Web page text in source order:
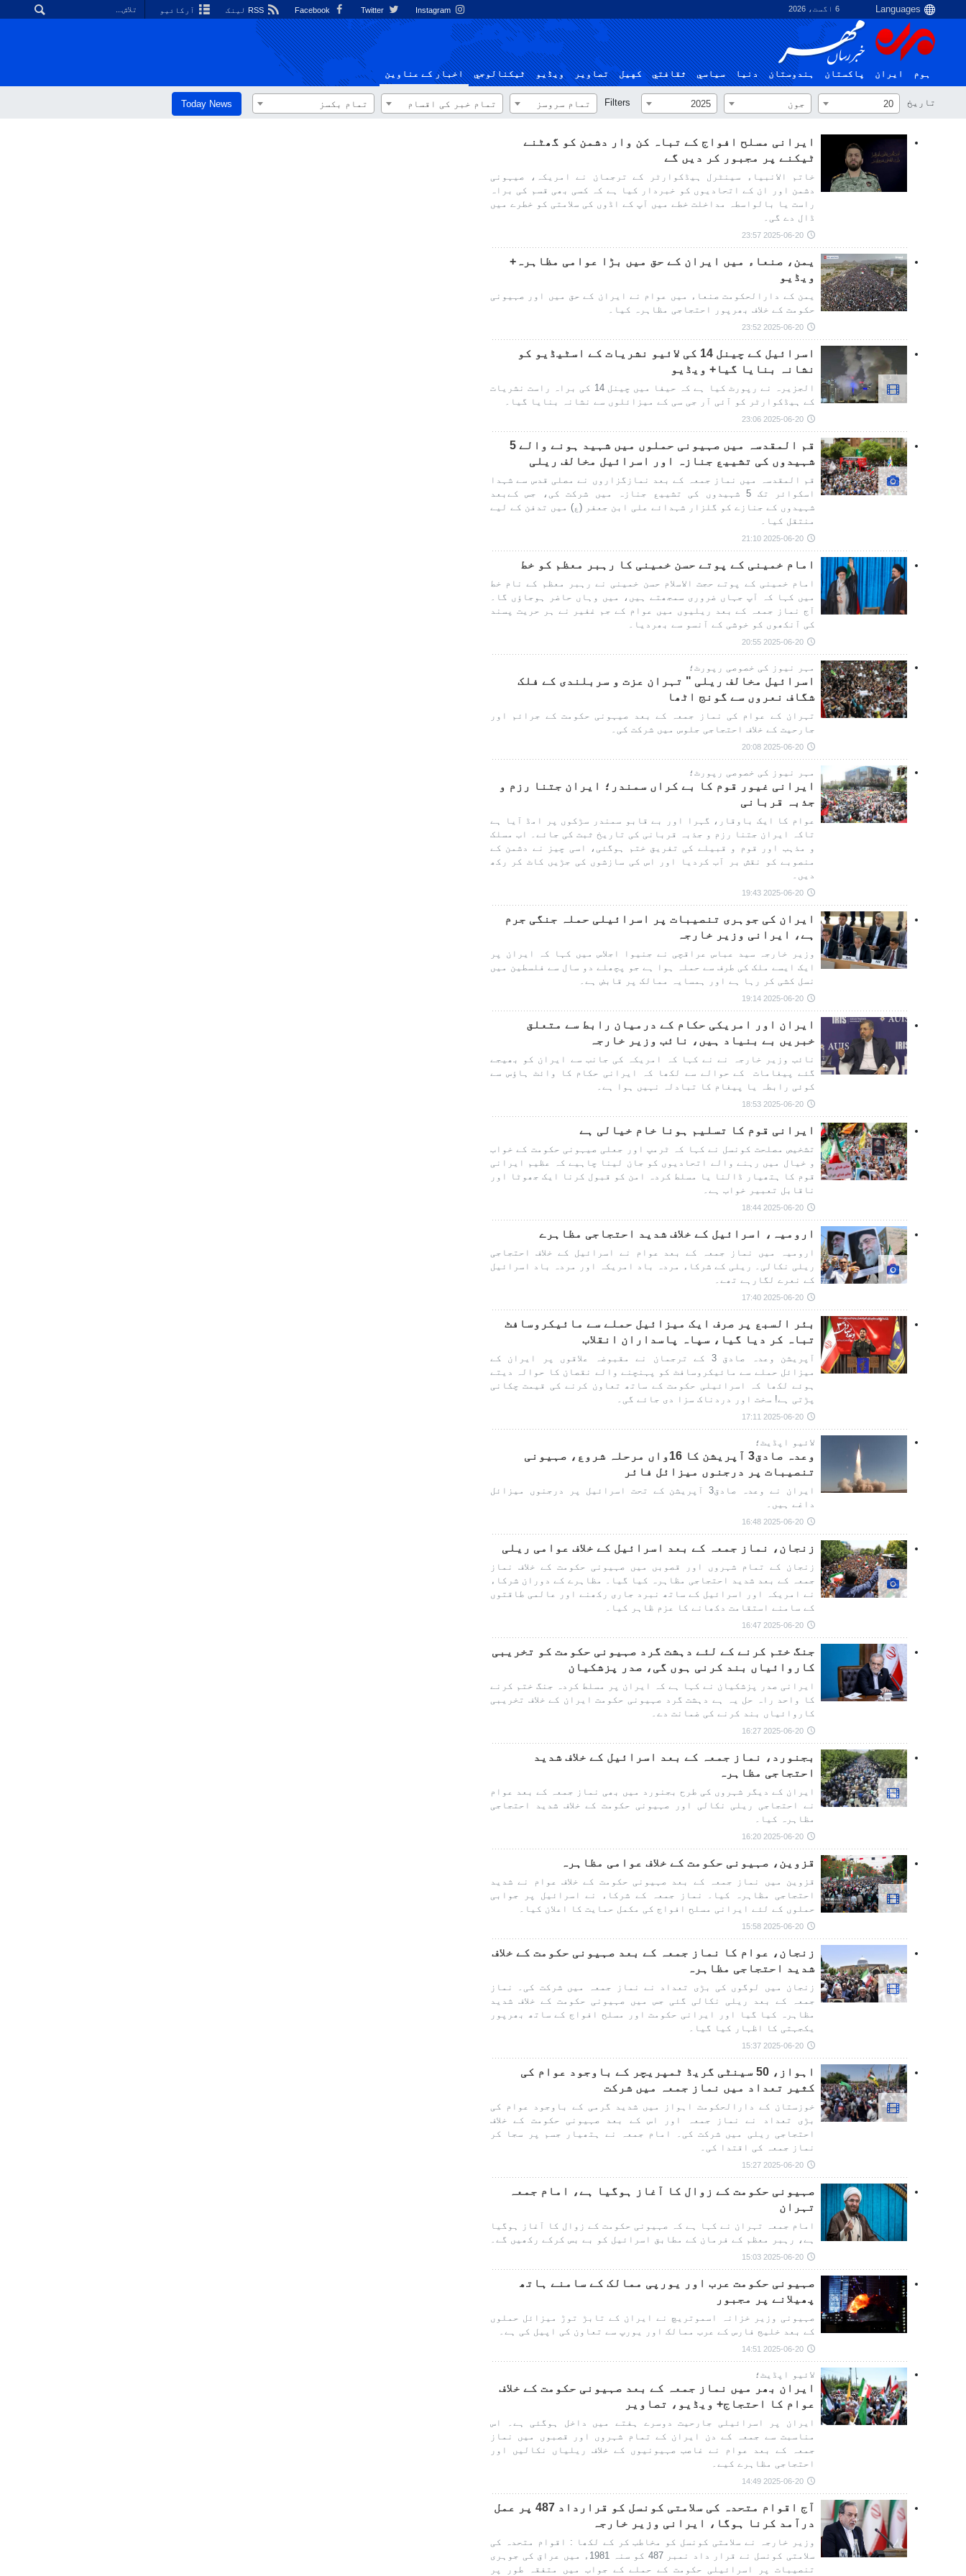
6 اگست، 2026 Instagram آرکائیو
ہوم ایران پاکستان ہندوستان دنیا سياسي ثقافتي کهيل تصاوير ویڈیو ٹيكنالوجي اخبار کے عناوین
تاریخ 20 جون 2025
Filters تمام سروسز تمام خبر کی اقسام تمام بکسز Today News
ایرانی مسلح افواج کے تباہ کن وار دشمن کو گھٹنے
ٹیکنے پر مجبور کر دیں گے
خاتم الانبیاء سینٹرل ہیڈکوارٹر کے ترجمان نے امریکہ، صیہونی
دشمن اور ان کے اتحادیوں کو خبردار کیا ہے کہ کسی بھی قسم کی براہ
راست یا بالواسطہ مداخلت خطے میں آپ کے اڈوں کی سلامتی کو خطرے میں
ڈال دے گی۔
2025-06-20 23:57
یمن، صنعاء میں ایران کے حق میں بڑا عوامی مظاہرہ+
ویڈیو
یمن کے دارالحکومت صنعاء میں عوام نے ایران کے حق میں اور صہیونی
حکومت کے خلاف بھرپور احتجاجی مظاہرہ کیا۔
2025-06-20 23:52
اسرائیل کے چینل 14 کی لائیو نشریات کے اسٹیڈیو کو
نشانہ بنایا گیا+ ویڈیو
الجزیرہ نے رپورٹ کیا ہے کہ حیفا میں چینل 14 کی براہ راست نشریات
کے ہیڈکوارٹر کو آئی آر جی سی کے میزائلوں سے نشانہ بنایا گیا۔
2025-06-20 23:06
قم المقدسہ میں صہیونی حملوں میں شہید ہونے والے 5
شہیدوں کی تشییع جنازہ اور اسرائیل مخالف ریلی
قم المقدسہ میں نماز جمعہ کے بعد نمازگزاروں نے مصلی قدس سے شہدا
اسکوائر تک 5 شہیدوں کی تشییع جنازہ میں شرکت کی، جس کےبعد
شہیدوں کے جنازے کو گلزار شہدائے علی ابن جعفر (ع) میں تدفن کے لیے
منتقل کیا۔
2025-06-20 21:10
امام خمینی کے پوتے حسن خمینی کا رہبر معظم کو خط
امام خمینی کے پوتے حجت الاسلام حسن خمینی نے رہبر معظم کے نام خط
میں کہا کہ آپ جہاں ضروری سمجھتے ہیں، میں وہاں حاضر ہوجاؤں گا۔
آج نماز جمعہ کے بعد ریلیوں میں عوام کے جم غفیر نے ہر حریت پسند
کی آنکھوں کو خوشی کے آنسو سے بھردیا۔
2025-06-20 20:55
مہر نیوز کی خصوصی رپورٹ؛
اسرائیل مخالف ریلی " تہران عزت و سربلندی کے فلک
شگاف نعروں سے گونج اٹھا
تہران کے عوام کی نماز جمعہ کے بعد صیہونی حکومت کے جرائم اور
جارحیت کے خلاف احتجاجی جلوس میں شرکت کی۔
2025-06-20 20:08
مہر نیوز کی خصوصی رپورٹ؛
ایرانی غیور قوم کا بے کراں سمندر؛ ایران جتنا رزم و
جذبہ قربانی
عوام کا ایک باوقار، گہرا اور بے قابو سمندر سڑکوں پر امڈ آیا ہے
تاکہ ایران جتنا رزم و جذبہ قربانی کی تاریخ ثبت کی جائے۔ اب مسلک
و مذہب اور قوم و قبیلے کی تفریق ختم ہوگئی، اسی چیز نے دشمن کے
منصوبے کو نقش بر آب کردیا اور اس کی سازشوں کی جڑیں کاٹ کر رکھ
دیں۔
2025-06-20 19:43
ایران کی جوہری تنصیبات پر اسرائیلی حملہ جنگی جرم
ہے، ایرانی وزیر خارجہ
وزیر خارجہ سید عباس عراقچی نے جنیوا اجلاس میں کہا کہ ایران پر
ایک ایسے ملک کی طرف سے حملہ ہوا ہے جو پچھلے دو سال سے فلسطین میں
نسل کشی کر رہا ہے اور ہمسایہ ممالک پر قابض ہے۔
2025-06-20 19:14
ایران اور امریکی حکام کے درمیان رابط سے متعلق
خبریں بے بنیاد ہیں، نائب وزیر خارجہ
نائب وزیر خارجہ نے نے کہا کہ امریکہ کی جانب سے ایران کو بھیجے
گئے پیغامات کے حوالے سے لکھا کہ ایرانی حکام کا وائٹ ہاؤس سے
کوئی رابطہ یا پیغام کا تبادلہ نہیں ہوا ہے۔
2025-06-20 18:53
ایرانی قوم کا تسلیم ہونا خام خیالی ہے
تشخیص مصلحت کونسل نے کہا کہ ٹرمپ اور جعلی صیہونی حکومت کے خواب
و خیال میں رہنے والے اتحادیوں کو جان لینا چاہیے کہ عظیم ایرانی
قوم کا ہتھیار ڈالنا یا مسلط کردہ امن کو قبول کرنا ایک جھوٹا اور
ناقابل تعبیر خواب ہے۔
2025-06-20 18:44
ارومیہ، اسرائیل کے خلاف شدید احتجاجی مظاہرے
ارومیہ میں نماز جمعہ کے بعد عوام نے اسرائیل کے خلاف احتجاجی
ریلی نکالی۔ ریلی کے شرکاء مردہ باد امریکہ اور مردہ باد اسرائیل
کے نعرے لگارہے تھے۔
2025-06-20 17:40
بئر السبع پر صرف ایک میزائیل حملے سے مائیکروسافٹ
تباہ کر دیا گیا، سپاہ پاسداران انقلاب
آپریشن وعدہ صادق 3 کے ترجمان نے مقبوضہ علاقوں پر ایران کے
میزائل حملے سے مائیکروسافٹ کو پہنچنے والے نقصان کا حوالہ دیتے
ہوئے لکھا کہ اسرائیلی حکومت کے ساتھ تعاون کرنے کی قیمت چکانی
پڑتی ہے! سخت اور دردناک سزا دی جائے گی۔
2025-06-20 17:11
لائیو اپڈیٹ؛
وعدہ صادق3 آپریشن کا 16واں مرحلہ شروع، صہیونی
تنصیبات پر درجنوں میزائل فائر
ایران نے وعدہ صادق3 آپریشن کے تحت اسرائیل پر درجنوں میزائل
داغے ہیں۔
2025-06-20 16:48
زنجان، نماز جمعہ کے بعد اسرائیل کے خلاف عوامی ریلی
زنجان کے تمام شہروں اور قصوبں میں صہیونی حکومت کے خلاف نماز
جمعہ کے بعد شدید احتجاجی مظاہرہ کیا گیا۔ مظاہرے کے دوران شرکاء
نے امریکہ اور اسرائیل کے ساتھ نبرد جاری رکھنے اور عالمی طاقتوں
کے سامنے استقامت دکھانے کا عزم ظاہر کیا۔
2025-06-20 16:47
جنگ ختم کرنے کے لئے دہشت گرد صہیونی حکومت کو تخریبی
کاروائیاں بند کرنی ہوں گی، صدر پزشکیان
ایرانی صدر پزشکیان نے کہا ہے کہ ایران پر مسلط کردہ جنگ ختم کرنے
کا واحد راہ حل یہ ہے دہشت گرد صہیونی حکومت ایران کے خلاف تخریبی
کاروائیاں بند کرنے کی ضمانت دے۔
2025-06-20 16:27
بجنورد، نماز جمعہ کے بعد اسرائیل کے خلاف شدید
احتجاجی مظاہرہ
ایران کے دیگر شہروں کی طرح بجنورد میں بھی نماز جمعہ کے بعد عوام
نے احتجاجی ریلی نکالی اور صہیونی حکومت کے خلاف شدید احتجاجی
مظاہرہ کیا۔
2025-06-20 16:20
قزوین، صہیونی حکومت کے خلاف عوامی مظاہرہ
قزوین میں نماز جمعہ کے بعد صہیونی حکومت کے خلاف عوام نے شدید
احتجاجی مظاہرہ کیا۔ نماز جمعہ کے شرکاء نے اسرائیل پر جوابی
حملوں کے لئے ایرانی مسلح افواج کی مکمل حمایت کا اعلان کیا۔
2025-06-20 15:58
زنجان، عوام کا نماز جمعہ کے بعد صہیونی حکومت کے خلاف
شدید احتجاجی مظاہرہ
زنجان میں لوگوں کی بڑی تعداد نے نماز جمعہ میں شرکت کی۔ نماز
جمعہ کے بعد ریلی نکالی گئی جس میں صہیونی حکومت کے خلاف شدید
مظاہرہ کیا گیا اور ایرانی حکومت اور مسلح افواج کے ساتھ بھرپور
یکجہتی کا اظہار کیا گیا۔
2025-06-20 15:37
اہواز، 50 سینٹی گریڈ ٹمپریچر کے باوجود عوام کی
کثیر تعداد میں نماز جمعہ میں شرکت
خوزستان کے دارالحکومت اہواز میں شدید گرمی کے باوجود عوام کی
بڑی تعداد نے نماز جمعہ اور اس کے بعد صہیونی حکومت کے خلاف
احتجاجی ریلی میں شرکت کی۔ امام جمعہ نے ہتھیار جسم پر سجا کر
نماز جمعہ کی اقتدا کی۔
2025-06-20 15:27
صہیونی حکومت کے زوال کا آغاز ہوگیا ہے، امام جمعہ
تہران
امام جمعہ تہران نے کہا ہے کہ صہیونی حکومت کے زوال کا آغاز ہوگیا
ہے، رہبر معظم کے فرمان کے مطابق اسرائیل کو بے بس کرکے رکھیں گے۔
2025-06-20 15:03
صہیونی حکومت عرب اور یورپی ممالک کے سامنے ہاتھ
پھیلانے پر مجبور
صہیونی وزیر خزانہ اسموتریچ نے ایران کے تابڑ توڑ میزائل حملوں
کے بعد خلیج فارس کے عرب ممالک اور یورپ سے تعاون کی اپیل کی ہے۔
2025-06-20 14:51
لائیو اپڈیٹ؛
ایران بھر میں نماز جمعہ کے بعد صہیونی حکومت کے خلاف
عوام کا احتجاج+ ویڈیو، تصاویر
ایران پر اسرائیلی جارحیت دوسرے ہفتے میں داخل ہوگئی ہے۔ اس
مناسبت سے جمعہ کے دن ایران کے تمام شہروں اور قصبوں میں نماز
جمعہ کے بعد عوام نے غاصب صہیونیوں کے خلاف ریلیاں نکالیں اور
احتجاجی مظاہرے کیے۔
2025-06-20 14:49
آج اقوام متحدہ کی سلامتی کونسل کو قرارداد 487 پر عمل
درآمد کرنا ہوگا، ایرانی وزیر خارجہ
وزیر خارجہ نے سلامتی کونسل کو مخاطب کر کے لکھا : اقوام متحدہ کی
سلامتی کونسل نے قرار داد نمبر 487 کو سنہ 1981ء میں عراق کی جوہری
تنصیبات پر اسرائیلی حکومت کے حملے کے جواب میں متفقہ طور پر